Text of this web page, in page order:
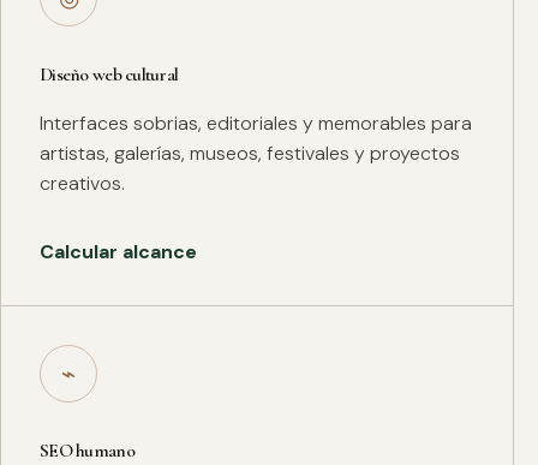
Diseño web cultural
Interfaces sobrias, editoriales y memorables para
artistas, galerías, museos, festivales y proyectos
creativos.
Calcular alcance
⌁
SEO humano